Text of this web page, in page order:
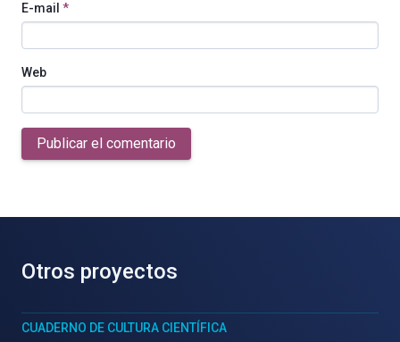
E-mail *
Web
Publicar el comentario
Otros proyectos
CUADERNO DE CULTURA CIENTÍFICA